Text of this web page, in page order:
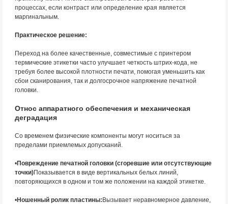
процессах, если контраст или определение края является
маргинальным.
Практическое решение:
Переход на более качественные, совместимые с принтером
термические этикетки часто улучшает четкость штрих-кода, не
требуя более высокой плотности печати, помогая уменьшить как
сбои сканирования, так и долгосрочное напряжение печатной
головки.
Относ аппаратного обеспечения и механическая
деградация
Со временем физические компоненты могут носиться за
пределами приемлемых допусканий.
•Повреждение печатной головки (сгоревшие или отсутствующие
точки)Показывается в виде вертикальных белых линий,
повторяющихся в одном и том же положении на каждой этикетке.
•Ношенный ролик пластины: Вызывает неравномерное давление,